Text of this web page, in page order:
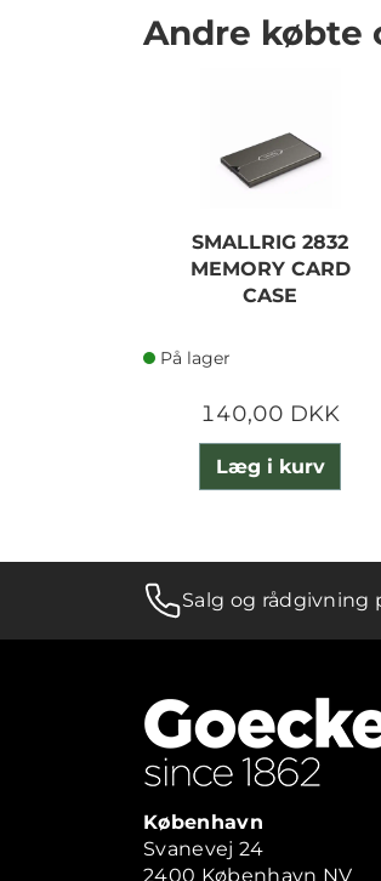
Andre købte
SMALLRIG 2832
MEMORY CARD
CASE
På lager
140,00 DKK
Læg i kurv
Salg og rådgivning
København
Svanevej 24
2400 København NV